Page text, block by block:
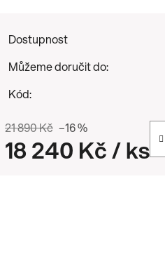
Dostupnost
Můžeme doručit do:
Kód:
21 890 Kč –16 %
18 240 Kč/ ks